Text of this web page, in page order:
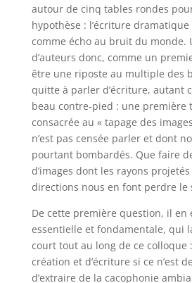
autour de cinq tables rondes
hypothèse : l’écriture
comme écho au bruit du monde.
d’auteurs donc, comme un
être une riposte au multiple des
quitte à parler d’écriture, autant
beau contre-pied : une première
consacrée au « tapage des
n’est pas censée parler et dont
pourtant bombardés. Que faire
d’images dont les rayons
directions nous en font perdre le
De cette première question, il en
essentielle et fondamentale, qui
court tout au long de ce colloque :
création et d’écriture si ce n’est
d’extraire de la cacophonie